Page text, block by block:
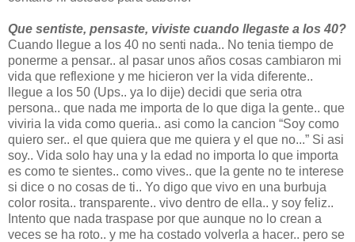
Que sentiste, pensaste, viviste cuando llegaste a los 40?
Cuando llegue a los 40 no senti nada.. No tenia tiempo de
ponerme a pensar.. al pasar unos años cosas cambiaron mi
vida que reflexione y me hicieron ver la vida diferente..
llegue a los 50 (Ups.. ya lo dije) decidi que seria otra
persona.. que nada me importa de lo que diga la gente.. que
viviria la vida como queria.. asi como la cancion “Soy como
quiero ser.. el que quiera que me quiera y el que no...” Si asi
soy.. Vida solo hay una y la edad no importa lo que importa
es como te sientes.. como vives.. que la gente no te interese
si dice o no cosas de ti.. Yo digo que vivo en una burbuja
color rosita.. transparente.. vivo dentro de ella.. y soy feliz..
Intento que nada traspase por que aunque no lo crean a
veces se ha roto.. y me ha costado volverla a hacer.. pero se